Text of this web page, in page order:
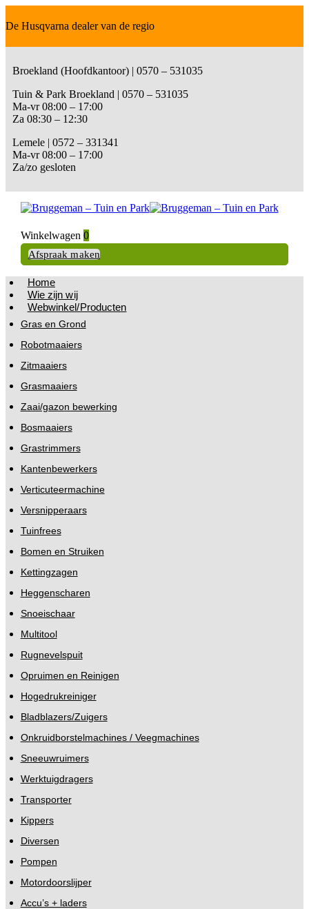
De Husqvarna dealer van de regio
Broekland (Hoofdkantoor) | 0570 – 531035
Tuin & Park Broekland | 0570 – 531035
Ma-vr 08:00 – 17:00
Za 08:30 – 12:30
Lemele | 0572 – 331341
Ma-vr 08:00 – 17:00
Za/zo gesloten
Winkelwagen 0
Afspraak maken
Home
Wie zijn wij
Webwinkel/Producten
Gras en Grond
Robotmaaiers
Zitmaaiers
Grasmaaiers
Zaai/gazon bewerking
Bosmaaiers
Grastrimmers
Kantenbewerkers
Verticuteermachine
Versnipperaars
Tuinfrees
Bomen en Struiken
Kettingzagen
Heggenscharen
Snoeischaar
Multitool
Rugnevelspuit
Opruimen en Reinigen
Hogedrukreiniger
Bladblazers/Zuigers
Onkruidborstelmachines / Veegmachines
Sneeuwruimers
Werktuigdragers
Transporter
Kippers
Diversen
Pompen
Motordoorslijper
Accu’s + laders